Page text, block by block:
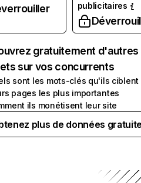
publicitaires
gratuitement d'autres
sur vos concurrents
sont les mots-clés qu'ils ciblent
pages les plus importantes
ils monétisent leur site
plus de données